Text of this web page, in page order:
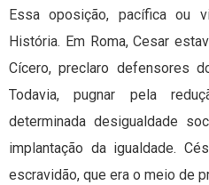
Essa oposição, pacífica ou
História. Em Roma, Cesar
Cícero, preclaro defensores
Todavia, pugnar pela
determinada desigualdade
implantação da igualdade.
escravidão, que era o meio de